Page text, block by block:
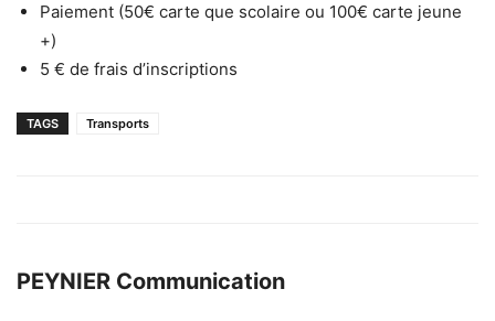
Paiement (50€ carte que scolaire ou 100€ carte jeune
+)
5 € de frais d’inscriptions
TAGS Transports
PEYNIER Communication